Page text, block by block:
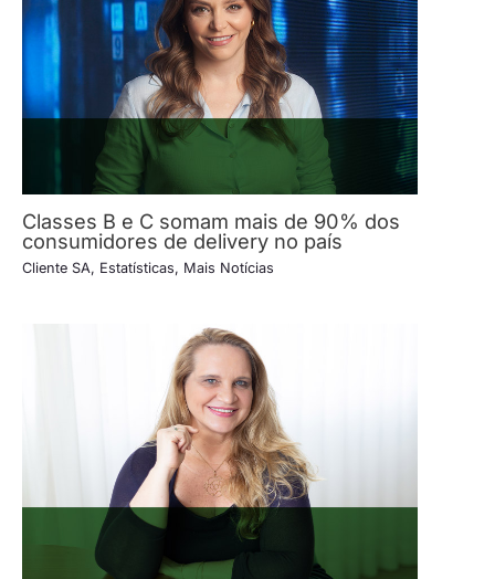
Classes B e C somam mais de 90% dos
consumidores de delivery no país
Cliente SA, Estatísticas, Mais Notícias